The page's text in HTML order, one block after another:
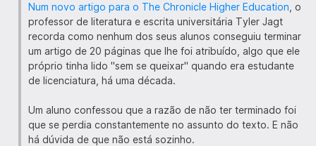
Num novo artigo para o The Chronicle Higher Education , o
professor de literatura e escrita universitária Tyler Jagt
recorda como nenhum dos seus alunos conseguiu terminar
um artigo de 20 páginas que lhe foi atribuído, algo que ele
próprio tinha lido "sem se queixar" quando era estudante
de licenciatura, há uma década.
Um aluno confessou que a razão de não ter terminado foi
que se perdia constantemente no assunto do texto. E não
há dúvida de que não está sozinho.